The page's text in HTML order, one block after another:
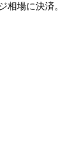
相場に決済。